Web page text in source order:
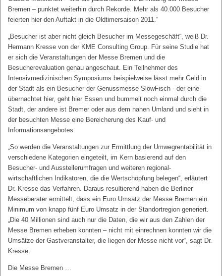
Bremen – punktet weiterhin durch Rekorde. Mehr als 40.000 Besucher
feierten hier den Auftakt in die Oldtimersaison 2011.“
„Besucher ist aber nicht gleich Besucher im Messegeschäft“, weiß Dr.
Hermann Kresse von der KME Consulting Group. Für seine Studie hat
er sich die Veranstaltungen der Messe Bremen und die
Besucherevaluation genau angeschaut. Ein Teilnehmer des
Intensivmedizinischen Symposiums beispielweise lässt mehr Geld in
der Stadt als ein Besucher der Genussmesse SlowFisch - der eine
übernachtet hier, geht hier Essen und bummelt noch einmal durch die
Stadt, der andere ist Bremer oder aus dem nahen Umland und sieht in
der besuchten Messe eine Bereicherung des Kauf- und
Informationsangebotes.
„So werden die Veranstaltungen zur Ermittlung der Umwegrentabilität in
verschiedene Kategorien eingeteilt, im Kern basierend auf den
Besucher- und Ausstellerumfragen und weiteren regional-
wirtschaftlichen Indikatoren, die die Wertschöpfung belegen“, erläutert
Dr. Kresse das Verfahren. Daraus resultierend haben die Berliner
Messeberater ermittelt, dass ein Euro Umsatz der Messe Bremen ein
Minimum von knapp fünf Euro Umsatz in der Standortregion generiert.
„Die 40 Millionen sind auch nur die Daten, die wir aus den Zahlen der
Messe Bremen erheben konnten – nicht mit einrechnen konnten wir die
Umsätze der Gastveranstalter, die liegen der Messe nicht vor“, sagt Dr.
Kresse.
Die Messe Bremen …